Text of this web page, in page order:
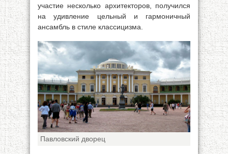
участие несколько архитекторов, получился
на удивление цельный и гармоничный
ансамбль в стиле классицизма.
Павловский дворец